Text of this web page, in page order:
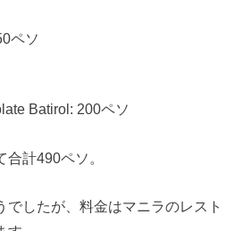
ペソ
Batirol: 200ペソ
計490ペソ。
でしたが、料金はマニラのレスト